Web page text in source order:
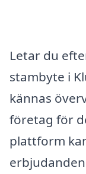
Letar du
stambyte i
kännas
företag för
plattform